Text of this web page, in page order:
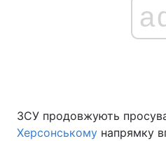
ЗСУ продовжують
Херсонському напрямку